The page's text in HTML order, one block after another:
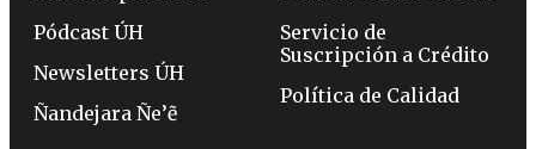
Pódcast ÚH
Newsletters ÚH
Ñandejara Ñe’ẽ
Servicio de
Suscripción a Crédito
Política de Calidad